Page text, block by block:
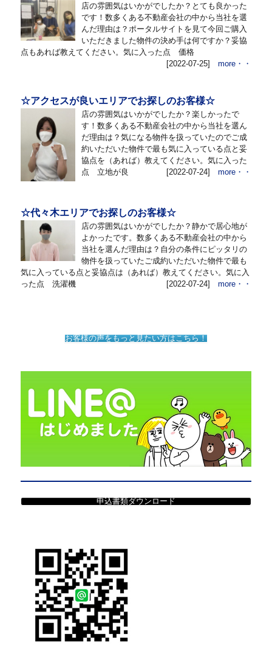
店の雰囲気はいかがでしたか？とても良かった
です！数多くある不動産会社の中から当社を選
んだ理由は？ポータルサイトを見て今回ご購入
いただきました物件の決め手は何ですか？妥協
点もあれば教えてください。気に入った点 価格
[2022-07-25] more・・
☆アクセスが良いエリアでお探しのお客様☆
店の雰囲気はいかがでしたか？楽しかったで
す！数多くある不動産会社の中から当社を選ん
だ理由は？気になる物件を扱っていたのでご成
約いただいた物件で最も気に入っている点と妥
協点を（あれば）教えてください。気に入った
点 立地が良
[2022-07-24] more・・
☆代々木エリアでお探しのお客様☆
店の雰囲気はいかがでしたか？静かで居心地が
よかったです。数多くある不動産会社の中から
当社を選んだ理由は？自分の条件にピッタリの
物件を扱っていたご成約いただいた物件で最も
気に入っている点と妥協点は（あれば）教えてください。気に入
った点 洗濯機
[2022-07-24] more・・
お客様の声をもっと見たい方はこちら！
申込書類ダウンロード